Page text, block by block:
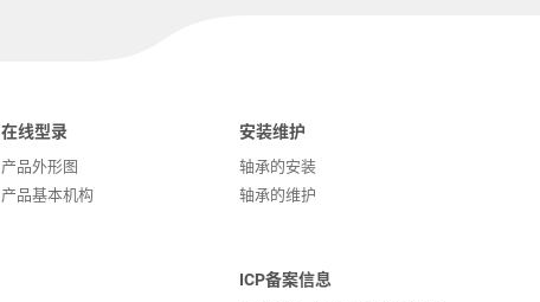
在线型录
产品外形图
产品基本机构
安装维护
轴承的安装
轴承的维护
ICP备案信息